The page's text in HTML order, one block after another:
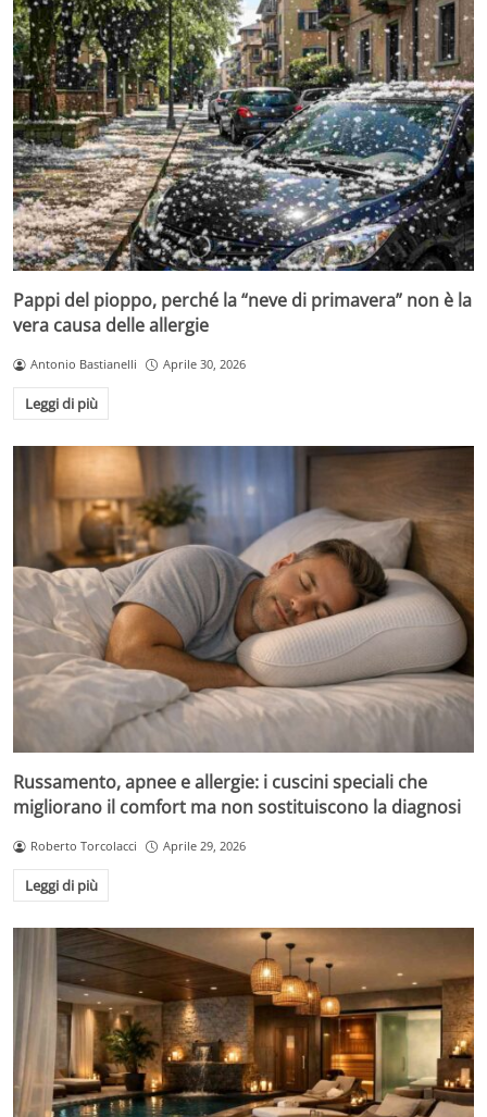
Pappi del pioppo, perché la “neve di primavera” non è la
vera causa delle allergie
Antonio Bastianelli Aprile 30, 2026
Leggi di più
Russamento, apnee e allergie: i cuscini speciali che
migliorano il comfort ma non sostituiscono la diagnosi
Roberto Torcolacci Aprile 29, 2026
Leggi di più